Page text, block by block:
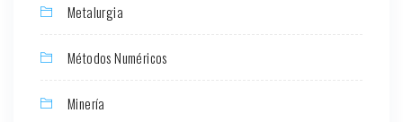
Metalurgia
Métodos Numéricos
Minería